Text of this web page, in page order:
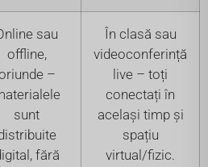
sau
offline,
–
sunt
fără
În clasă sau
videoconferință
live – toți
conectați în
același timp și
spațiu
virtual/fizic.